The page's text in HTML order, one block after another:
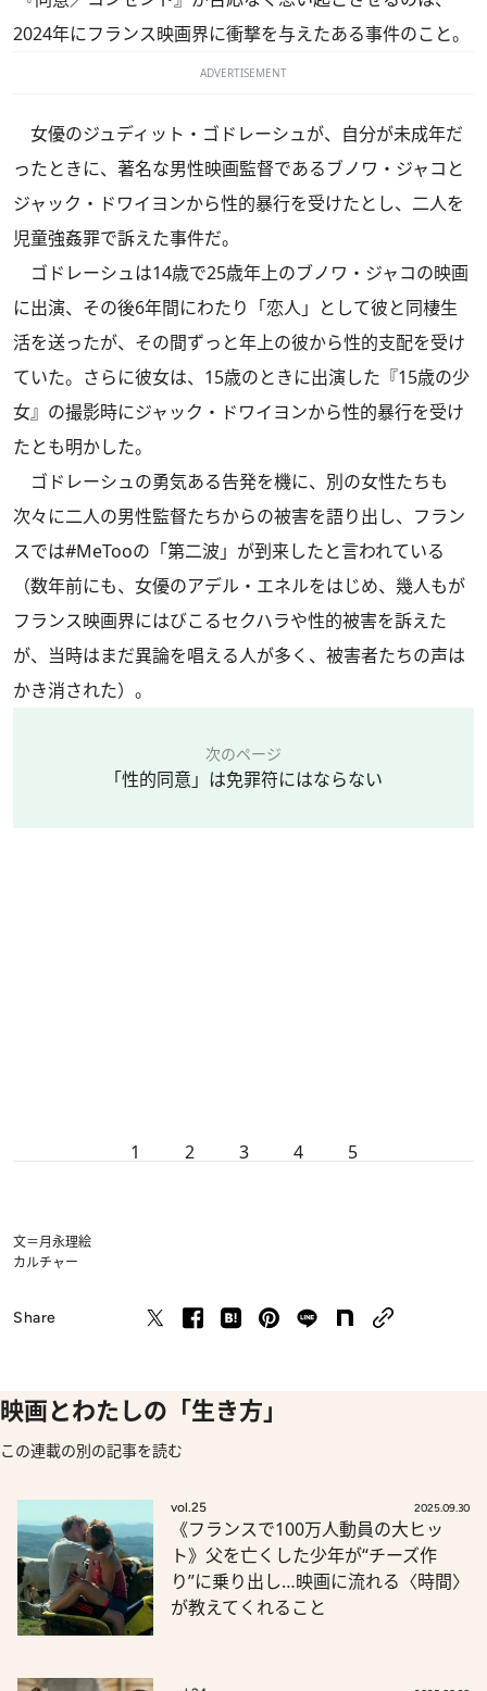
2024年にフランス映画界に衝撃を与えたある事件のこと。
ADVERTISEMENT
女優のジュディット・ゴドレーシュが、自分が未成年だ
ったときに、著名な男性映画監督であるブノワ・ジャコと
ジャック・ドワイヨンから性的暴行を受けたとし、二人を
児童強姦罪で訴えた事件だ。
ゴドレーシュは14歳で25歳年上のブノワ・ジャコの映画
に出演、その後6年間にわたり「恋人」として彼と同棲生
活を送ったが、その間ずっと年上の彼から性的支配を受け
ていた。さらに彼女は、15歳のときに出演した『15歳の少
女』の撮影時にジャック・ドワイヨンから性的暴行を受け
たとも明かした。
ゴドレーシュの勇気ある告発を機に、別の女性たちも
次々に二人の男性監督たちからの被害を語り出し、フラン
スでは#MeTooの「第二波」が到来したと言われている
（数年前にも、女優のアデル・エネルをはじめ、幾人もが
フランス映画界にはびこるセクハラや性的被害を訴えた
が、当時はまだ異論を唱える人が多く、被害者たちの声は
かき消された）。
次のページ
「性的同意」は免罪符にはならない
1 2 3 4 5
文＝月永理絵
カルチャー
Share
映画とわたしの「生き方」
この連載の別の記事を読む
vol.25 2025.09.30
《フランスで100万人動員の大ヒッ
ト》父を亡くした少年が“チーズ作
り”に乗り出し…映画に流れる〈時間〉
が教えてくれること